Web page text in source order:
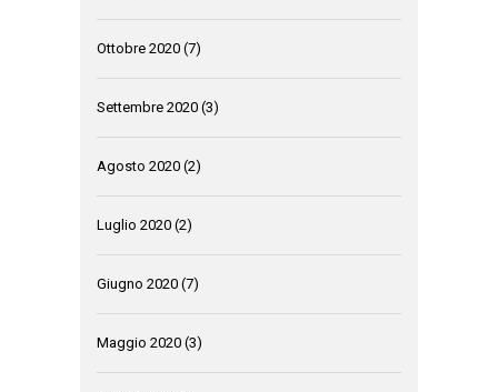
Ottobre 2020 (7)
Settembre 2020 (3)
Agosto 2020 (2)
Luglio 2020 (2)
Giugno 2020 (7)
Maggio 2020 (3)